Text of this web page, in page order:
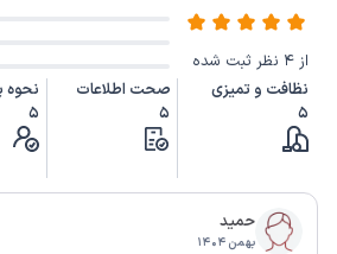
از 4 نظر ثبت شده
نظافت و تمیزی
5
صحت اطلاعات
5
5
حمید
بهمن ۱۴۰۴